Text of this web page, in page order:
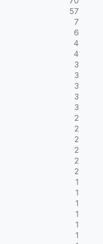
57
7
6
4
4
3
3
3
3
3
2
2
2
2
2
2
1
1
1
1
1
1